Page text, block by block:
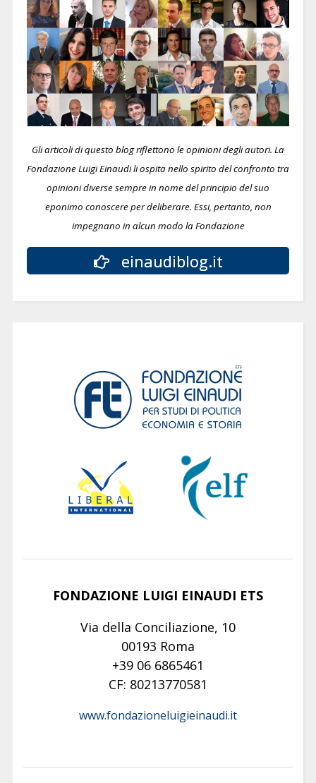
Gli articoli di questo blog riflettono le opinioni degli autori. La
Fondazione Luigi Einaudi li ospita nello spirito del confronto tra
opinioni diverse sempre in nome del principio del suo
eponimo conoscere per deliberare. Essi, pertanto, non
impegnano in alcun modo la Fondazione
einaudiblog.it
FONDAZIONE LUIGI EINAUDI ETS
Via della Conciliazione, 10
00193 Roma
+39 06 6865461
CF: 80213770581
www.fondazioneluigieinaudi.it